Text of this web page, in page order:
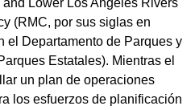
Lower Los Angeles Rivers
(RMC, por sus siglas en
el Departamento de Parques y
Estatales). Mientras el
un plan de operaciones
los esfuerzos de planificación